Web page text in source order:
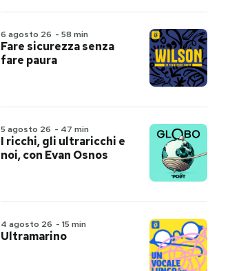
6 agosto 26 - 58 min
Fare sicurezza senza
fare paura
5 agosto 26 - 47 min
I ricchi, gli ultraricchi e
noi, con Evan Osnos
4 agosto 26 - 15 min
Ultramarino